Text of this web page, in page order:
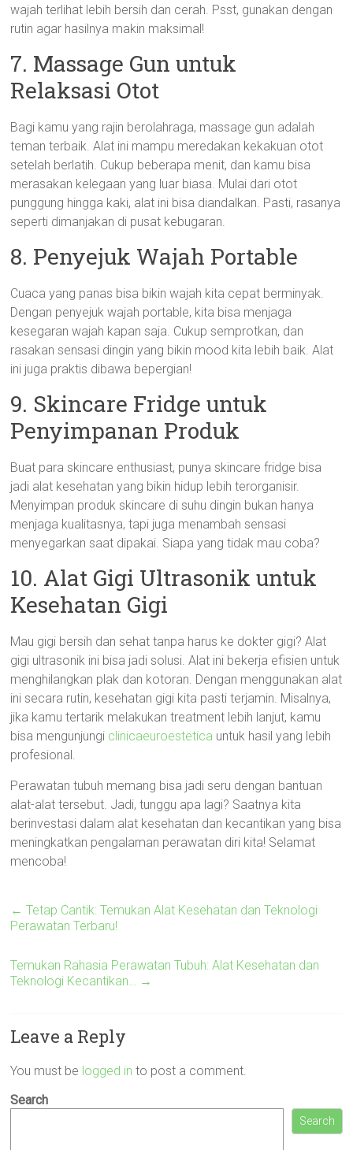
wajah terlihat lebih bersih dan cerah. Psst, gunakan dengan
rutin agar hasilnya makin maksimal!
7. Massage Gun untuk
Relaksasi Otot
Bagi kamu yang rajin berolahraga, massage gun adalah
teman terbaik. Alat ini mampu meredakan kekakuan otot
setelah berlatih. Cukup beberapa menit, dan kamu bisa
merasakan kelegaan yang luar biasa. Mulai dari otot
punggung hingga kaki, alat ini bisa diandalkan. Pasti, rasanya
seperti dimanjakan di pusat kebugaran.
8. Penyejuk Wajah Portable
Cuaca yang panas bisa bikin wajah kita cepat berminyak.
Dengan penyejuk wajah portable, kita bisa menjaga
kesegaran wajah kapan saja. Cukup semprotkan, dan
rasakan sensasi dingin yang bikin mood kita lebih baik. Alat
ini juga praktis dibawa bepergian!
9. Skincare Fridge untuk
Penyimpanan Produk
Buat para skincare enthusiast, punya skincare fridge bisa
jadi alat kesehatan yang bikin hidup lebih terorganisir.
Menyimpan produk skincare di suhu dingin bukan hanya
menjaga kualitasnya, tapi juga menambah sensasi
menyegarkan saat dipakai. Siapa yang tidak mau coba?
10. Alat Gigi Ultrasonik untuk
Kesehatan Gigi
Mau gigi bersih dan sehat tanpa harus ke dokter gigi? Alat
gigi ultrasonik ini bisa jadi solusi. Alat ini bekerja efisien untuk
menghilangkan plak dan kotoran. Dengan menggunakan alat
ini secara rutin, kesehatan gigi kita pasti terjamin. Misalnya,
jika kamu tertarik melakukan treatment lebih lanjut, kamu
bisa mengunjungi clinicaeuroestetica untuk hasil yang lebih
profesional.
Perawatan tubuh memang bisa jadi seru dengan bantuan
alat-alat tersebut. Jadi, tunggu apa lagi? Saatnya kita
berinvestasi dalam alat kesehatan dan kecantikan yang bisa
meningkatkan pengalaman perawatan diri kita! Selamat
mencoba!
← Tetap Cantik: Temukan Alat Kesehatan dan Teknologi
Perawatan Terbaru!
Temukan Rahasia Perawatan Tubuh: Alat Kesehatan dan
Teknologi Kecantikan… →
Leave a Reply
You must be logged in to post a comment.
Search
Search